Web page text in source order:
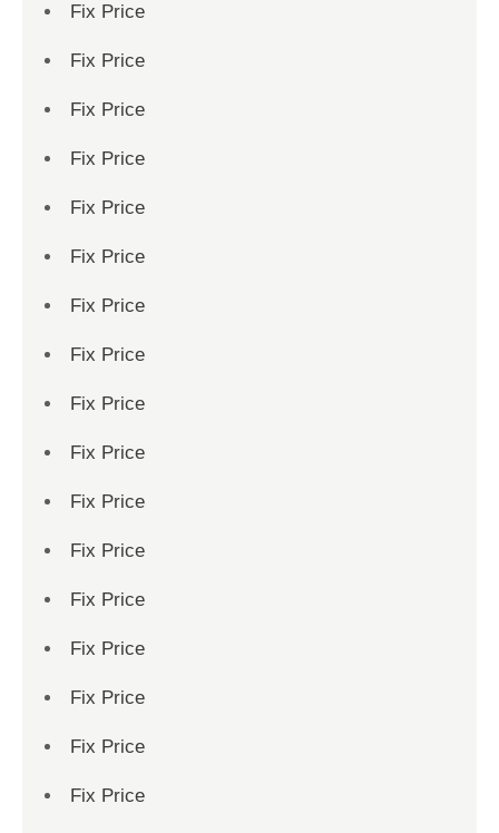
Fix Price
Fix Price
Fix Price
Fix Price
Fix Price
Fix Price
Fix Price
Fix Price
Fix Price
Fix Price
Fix Price
Fix Price
Fix Price
Fix Price
Fix Price
Fix Price
Fix Price